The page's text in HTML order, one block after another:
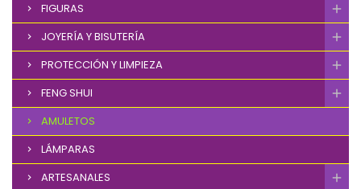
FIGURAS
JOYERÍA Y BISUTERÍA
PROTECCIÓN Y LIMPIEZA
FENG SHUI
AMULETOS
LÁMPARAS
ARTESANALES